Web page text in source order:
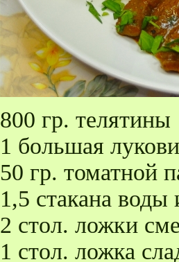
800 гр. телятины
1 большая
50 гр. томатной
1,5 стакана воды
2 стол. ложки
1 стол. ложка